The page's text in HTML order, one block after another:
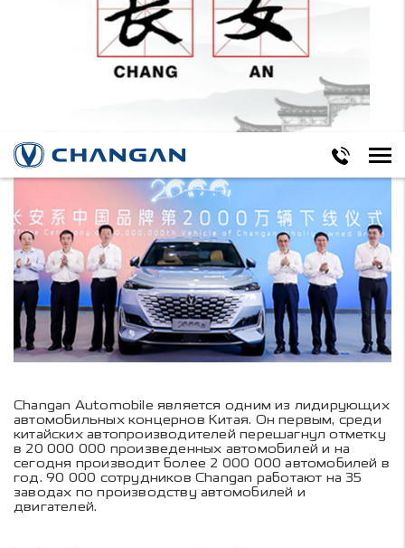
Changan Automobile является одним из лидирующих
автомобильных концернов Китая. Он первым, среди
китайских автопроизводителей перешагнул отметку
в 20 000 000 произведенных автомобилей и на
сегодня производит более 2 000 000 автомобилей в
год. 90 000 сотрудников Changan работают на 35
заводах по производству автомобилей и
двигателей.